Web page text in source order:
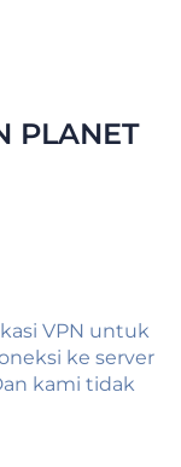
PLANET
VPN untuk
ke server
kami tidak